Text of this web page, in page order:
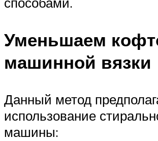
Уменьшаем
машинной вязки
Данный метод
использование
машины: